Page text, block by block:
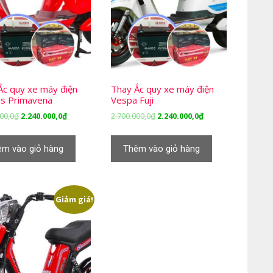
quy xe máy điện
Primavena
₫ Giá
2.700.000,0₫.
2.240.000,0₫Giá
2.240.000,0₫.
vào giỏ hàng
Thay Ắc quy xe máy điện
Vespa Fuji
2.700.000,0₫ Giá
2.700.000,0₫.
2.240.000,0₫Giá
2.240.000,0₫.
Thêm vào giỏ hàng
Giảm giá!